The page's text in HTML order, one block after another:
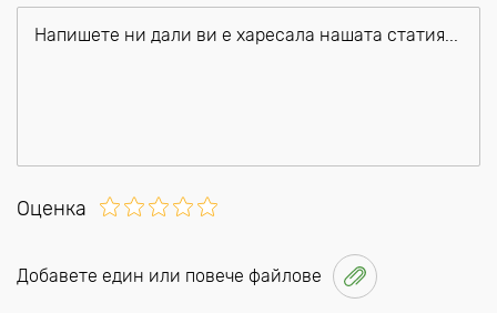
Оценка
Добавете един или повече файлове